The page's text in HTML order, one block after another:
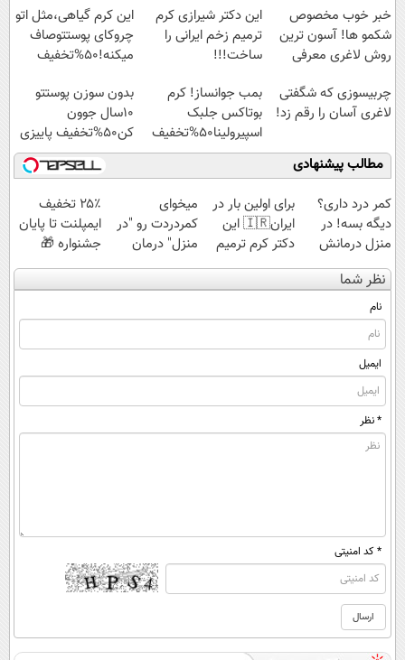
خبر خوب مخصوص
شکمو ها! آسون ترین
روش لاغری معرفی
این دکتر شیرازی کرم
ترمیم زخم ایرانی را
ساخت!!!
این کرم گیاهی،مثل اتو
چروکای پوستتوصاف
میکنه!50%تخفیف
چربیسوزی که شگفتی
لاغری آسان را رقم زد!
بمب جوانساز! کرم
بوتاکس جلبک
اسپیرولینا50%تخفیف
بدون سوزن پوستتو
10سال جوون
کن50%تخفیف پاییزی
مطالب پیشنهادی
کمر درد داری؟
دیگه بسه! در
منزل درمانش
کن
(◀پرسش‌نامه)
برای اولین بار در
ایران🇮🇷 این
دکتر کرم ترمیم
کننده 23 روزه
ساخت!
میخوای
کمردردت رو "در
منزل" درمان
کنی؟ (◂فیلم +
◂پرسش‌نامه)
۲۵٪ تخفیف
ایمپلنت تا پایان
جشنواره 🎁
نظر شما
نام
ایمیل
* نظر
* کد امنیتی